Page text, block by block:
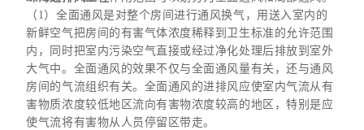
（1）全面通风是对整个房间进行通风换气，用送入室内的
新鲜空气把房间的有害气体浓度稀释到卫生标准的允许范围
内，同时把室内污染空气直接或经过净化处理后排放到室外
大气中。全面通风的效果不仅与全面通风量有关，还与通风
房间的气流组织有关。全面通风的进排风应使室内气流从有
害物质浓度较低地区流向有害物浓度较高的地区，特别是应
使气流将有害物从人员停留区带走。